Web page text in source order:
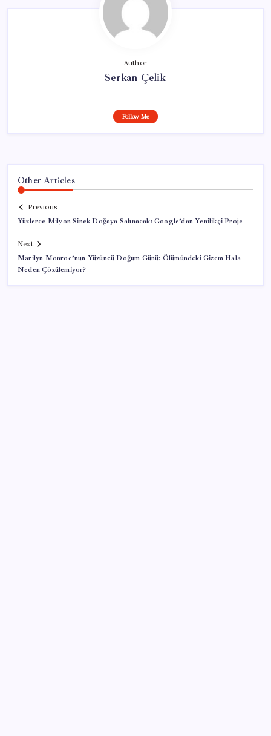
Author
Serkan Çelik
Follow Me
Other Articles
Previous
Yüzlerce Milyon Sinek Doğaya Salınacak: Google’dan Yenilikçi Proje
Next
Marilyn Monroe’nun Yüzüncü Doğum Günü: Ölümündeki Gizem Hala
Neden Çözülemiyor?